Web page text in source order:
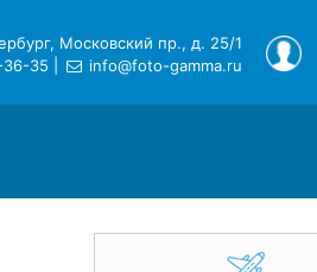
Московский пр., д. 25/1
36-35
info@foto-gamma.ru
МОЙ ПРОФИЛЬ